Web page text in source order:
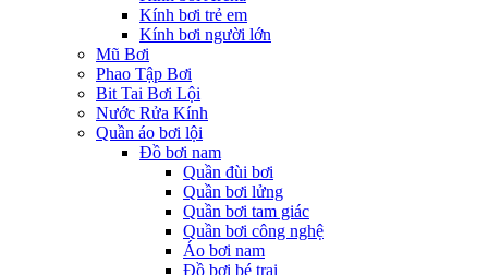
Kính bơi trẻ em
Kính bơi người lớn
Mũ Bơi
Phao Tập Bơi
Bit Tai Bơi Lội
Nước Rửa Kính
Quần áo bơi lội
Đồ bơi nam
Quần đùi bơi
Quần bơi lửng
Quần bơi tam giác
Quần bơi công nghệ
Áo bơi nam
Đồ bơi bé trai